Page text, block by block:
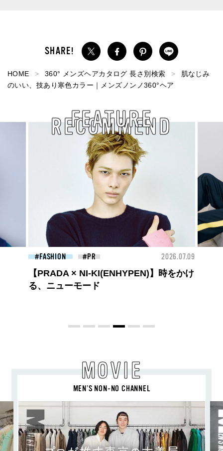
HOME 360° メンズヘアカタログ 長さ別検索
肌なじみ
のいい、技あり寒色カラー｜メンズノンノ360°ヘア
RECOMMEND
FEATURE
FASHION 2026.07.09
ロエベの新しい世界へようこそ。大胆な
コントラストとレイヤードの先に。装う
MOVIE
MEN’S NON-NO CHANNEL